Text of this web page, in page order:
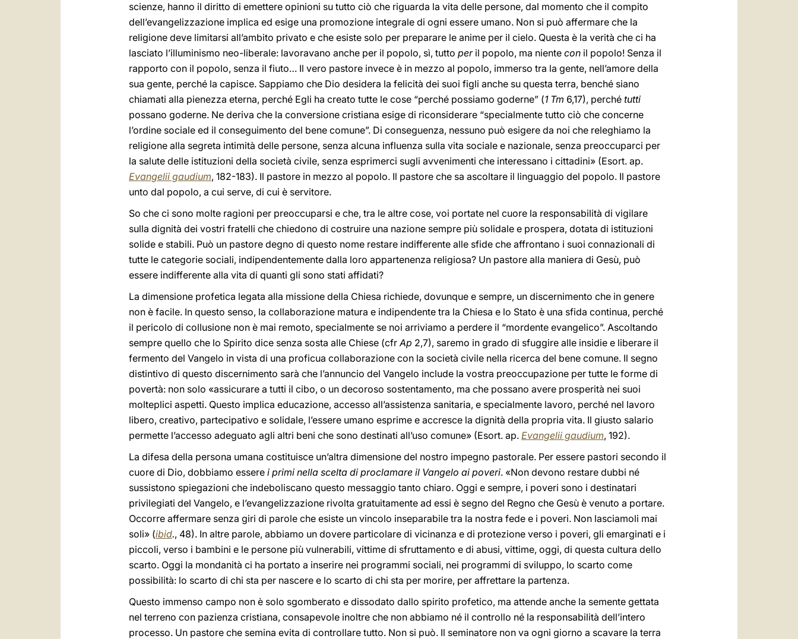
scienze, hanno il diritto di emettere opinioni su tutto ciò che riguarda la vita delle persone, dal momento che il compito
dell’evangelizzazione implica ed esige una promozione integrale di ogni essere umano. Non si può affermare che la
religione deve limitarsi all’ambito privato e che esiste solo per preparare le anime per il cielo. Questa è la verità che ci ha
lasciato l’illuminismo neo-liberale: lavoravano anche per il popolo, sì, tutto peril popolo, ma niente con il popolo! Senza il
rapporto con il popolo, senza il fiuto… Il vero pastore invece è in mezzo al popolo, immerso tra la gente, nell’amore della
sua gente, perché la capisce. Sappiamo che Dio desidera la felicità dei suoi figli anche su questa terra, benché siano
chiamati alla pienezza eterna, perché Egli ha creato tutte le cose “perché possiamo goderne” (1 Tm 6,17), perché tutti
possano goderne. Ne deriva che la conversione cristiana esige di riconsiderare “specialmente tutto ciò che concerne
l’ordine sociale ed il conseguimento del bene comune”. Di conseguenza, nessuno può esigere da noi che releghiamo la
religione alla segreta intimità delle persone, senza alcuna influenza sulla vita sociale e nazionale, senza preoccuparci per
la salute delle istituzioni della società civile, senza esprimerci sugli avvenimenti che interessano i cittadini» (Esort. ap.
Evangelii gaudium, 182-183). Il pastore in mezzo al popolo. Il pastore che sa ascoltare il linguaggio del popolo. Il pastore
unto dal popolo, a cui serve, di cui è servitore.
So che ci sono molte ragioni per preoccuparsi e che, tra le altre cose, voi portate nel cuore la responsabilità di vigilare
sulla dignità dei vostri fratelli che chiedono di costruire una nazione sempre più solidale e prospera, dotata di istituzioni
solide e stabili. Può un pastore degno di questo nome restare indifferente alle sfide che affrontano i suoi connazionali di
tutte le categorie sociali, indipendentemente dalla loro appartenenza religiosa? Un pastore alla maniera di Gesù, può
essere indifferente alla vita di quanti gli sono stati affidati?
La dimensione profetica legata alla missione della Chiesa richiede, dovunque e sempre, un discernimento che in genere
non è facile. In questo senso, la collaborazione matura e indipendente tra la Chiesa e lo Stato è una sfida continua, perché
il pericolo di collusione non è mai remoto, specialmente se noi arriviamo a perdere il “mordente evangelico”. Ascoltando
sempre quello che lo Spirito dice senza sosta alle Chiese (cfrAp 2,7), saremo in grado di sfuggire alle insidie e liberare il
fermento del Vangelo in vista di una proficua collaborazione con la società civile nella ricerca del bene comune. Il segno
distintivo di questo discernimento sarà che l’annuncio del Vangelo include la vostra preoccupazione per tutte le forme di
povertà: non solo «assicurare a tutti il cibo, o un decoroso sostentamento, ma che possano avere prosperità nei suoi
molteplici aspetti. Questo implica educazione, accesso all’assistenza sanitaria, e specialmente lavoro, perché nel lavoro
libero, creativo, partecipativo e solidale, l’essere umano esprime e accresce la dignità della propria vita. Il giusto salario
permette l’accesso adeguato agli altri beni che sono destinati all’uso comune» (Esort. ap. Evangelii gaudium, 192).
La difesa della persona umana costituisce un’altra dimensione del nostro impegno pastorale. Per essere pastori secondo il
cuore di Dio, dobbiamo essere i primi nella scelta di proclamare il Vangelo ai poveri. «Non devono restare dubbi né
sussistono spiegazioni che indeboliscano questo messaggio tanto chiaro. Oggi e sempre, i poveri sono i destinatari
privilegiati del Vangelo, e l’evangelizzazione rivolta gratuitamente ad essi è segno del Regno che Gesù è venuto a portare.
Occorre affermare senza giri di parole che esiste un vincolo inseparabile tra la nostra fede e i poveri. Non lasciamoli mai
soli» (ibid., 48). In altre parole, abbiamo un dovere particolare di vicinanza e di protezione verso i poveri, gli emarginati e i
piccoli, verso i bambini e le persone più vulnerabili, vittime di sfruttamento e di abusi, vittime, oggi, di questa cultura dello
scarto. Oggi la mondanità ci ha portato a inserire nei programmi sociali, nei programmi di sviluppo, lo scarto come
possibilità: lo scarto di chi sta per nascere e lo scarto di chi sta per morire, per affrettare la partenza.
Questo immenso campo non è solo sgomberato e dissodato dallo spirito profetico, ma attende anche la semente gettata
nel terreno con pazienza cristiana, consapevole inoltre che non abbiamo né il controllo né la responsabilità dell’intero
processo. Un pastore che semina evita di controllare tutto. Non si può. Il seminatore non va ogni giorno a scavare la terra